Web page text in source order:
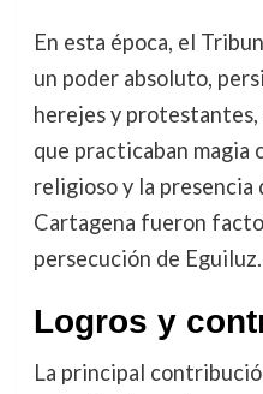
En esta época, el
un poder absoluto,
herejes y
que practicaban magia
religioso y la presencia
Cartagena fueron
persecución de Eguiluz.
Logros y
La principal